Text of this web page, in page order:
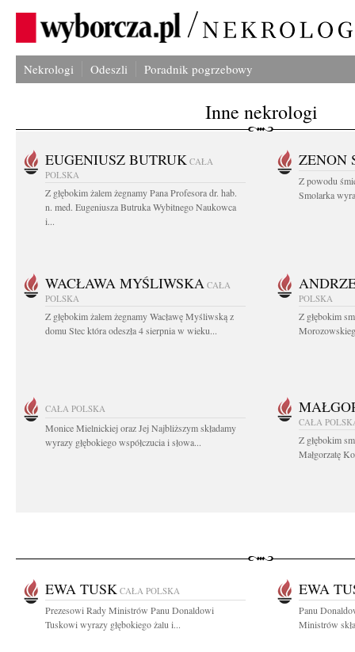
Nekrologi Odeszli Poradnik pogrzebowy
Inne nekrologi
EUGENIUSZ BUTRUK CAŁA
POLSKA
Z głębokim żalem żegnamy Pana Profesora dr. hab.
n. med. Eugeniusza Butruka Wybitnego Naukowca
i...
ZENON
Z powodu
Smolarka
WACŁAWA MYŚLIWSKA CAŁA
POLSKA
Z głębokim żalem żegnamy Wacławę Myśliwską z
domu Stec która odeszła 4 sierpnia w wieku...
POLSKA
Z głębokim
CAŁA POLSKA
Monice Mielnickiej oraz Jej Najbliższym składamy
wyrazy głębokiego współczucia i słowa...
CAŁA
Z głębokim
Małgorzatę
EWA TUSK CAŁA POLSKA
Prezesowi Rady Ministrów Panu Donaldowi
Tuskowi wyrazy głębokiego żalu i...
EWA
Panu
Ministrów